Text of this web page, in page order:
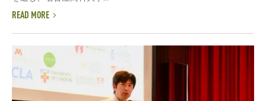
READ MORE